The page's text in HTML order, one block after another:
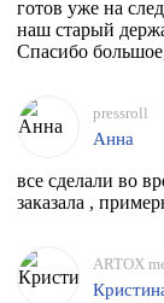
готов уже на
наш старый
Спасибо
pressroll
Анна
все сделали во
заказала ,
ARTOX